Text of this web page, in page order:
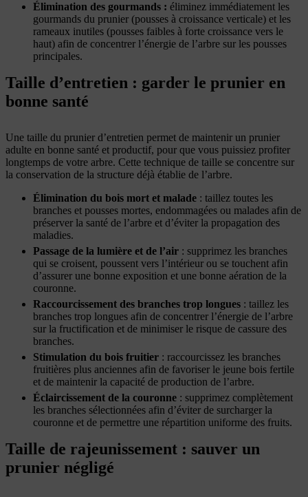
Élimination des gourmands : éliminez immédiatement les
gourmands du prunier (pousses à croissance verticale) et les
rameaux inutiles (pousses faibles à forte croissance vers le
haut) afin de concentrer l’énergie de l’arbre sur les pousses
principales.
Taille d’entretien : garder le prunier en
bonne santé
Une taille du prunier d’entretien permet de maintenir un prunier
adulte en bonne santé et productif, pour que vous puissiez profiter
longtemps de votre arbre. Cette technique de taille se concentre sur
la conservation de la structure déjà établie de l’arbre.
Élimination du bois mort et malade : taillez toutes les
branches et pousses mortes, endommagées ou malades afin de
préserver la santé de l’arbre et d’éviter la propagation des
maladies.
Passage de la lumière et de l’air : supprimez les branches
qui se croisent, poussent vers l’intérieur ou se touchent afin
d’assurer une bonne exposition et une bonne aération de la
couronne.
Raccourcissement des branches trop longues : taillez les
branches trop longues afin de concentrer l’énergie de l’arbre
sur la fructification et de minimiser le risque de cassure des
branches.
Stimulation du bois fruitier : raccourcissez les branches
fruitières plus anciennes afin de favoriser le jeune bois fertile
et de maintenir la capacité de production de l’arbre.
Éclaircissement de la couronne : supprimez complètement
les branches sélectionnées afin d’éviter de surcharger la
couronne et de permettre une répartition uniforme des fruits.
Taille de rajeunissement : sauver un
prunier négligé